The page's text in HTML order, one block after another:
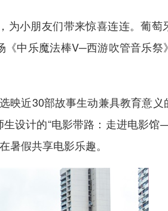
小朋友们带来惊喜连连。葡萄
中乐魔法棒V─西游吹管音乐祭
映近30部故事生动兼具教育意义
设计的“电影带路：走进电影
假共享电影乐趣。